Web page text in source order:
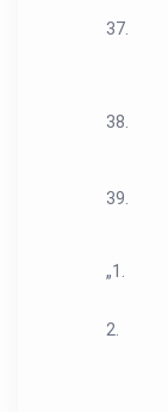
37.
38.
39.
„1.
2.